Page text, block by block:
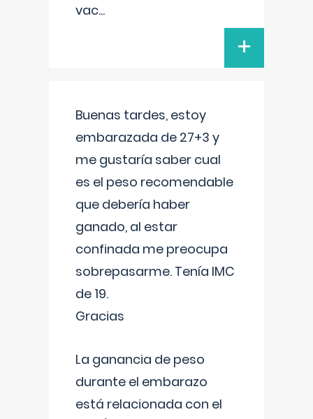
vac...
+
Buenas tardes, estoy
embarazada de 27+3 y
me gustaría saber cual
es el peso recomendable
que debería haber
ganado, al estar
confinada me preocupa
sobrepasarme. Tenía IMC
de 19.
Gracias
La ganancia de peso
durante el embarazo
está relacionada con el